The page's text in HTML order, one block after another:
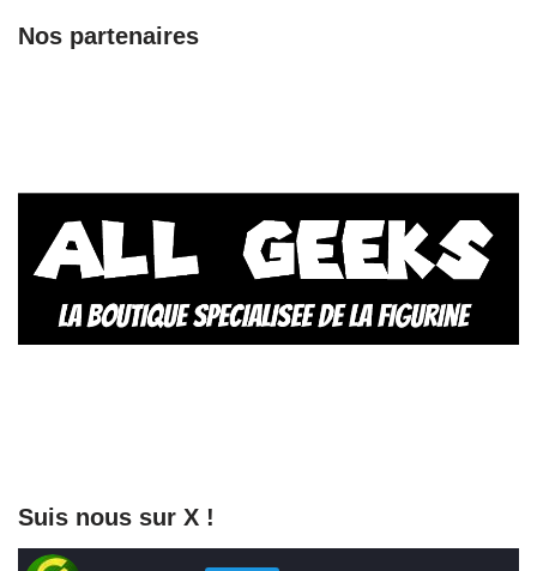
Nos partenaires
Suis nous sur X !